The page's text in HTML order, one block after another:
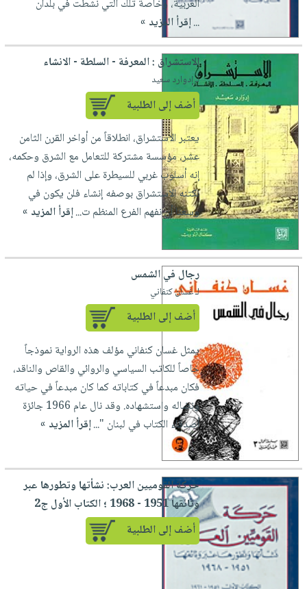
العربية، وخاصة تلك التي نشطت في بلدان
...إقرأ المزيد »
الاستشراق : المعرفة - السلطة - الانشاء
لـ إدوارد سعيد
أضف إلى الطلبية
يعتبر الاستشراق، انطلاقاً من أواخر القرن الثامن
عشر، مؤسسة مشتركة للتعامل مع الشرق وحكمه،
إنه أسلوب غربي للسيطرة على الشرق، وإذا لم
نكتنه الاستشراق بوصفه إنشاء فلن يكون في
وسعنا أن نفهم الفرع المنظم ت...إقرأ المزيد »
رجال في الشمس
لـ غسان كنفاني
أضف إلى الطلبية
يمثل غسان كنفاني مؤلف هذه الرواية نموذجاً
خاصاً للكاتب السياسي والروائي والقاص والناقد،
فكان مبدعاً في كتاباته كما كان مبدعاً في حياته
ونضاله واستشهاده. وقد نال عام 1966 جائزة
أصدقاء الكتاب في لبنان "...إقرأ المزيد »
حركة القوميين العرب: نشأتها وتطورها عبر
وثائقها 1951 - 1968 ؛ الكتاب الأول ج2
أضف إلى الطلبية